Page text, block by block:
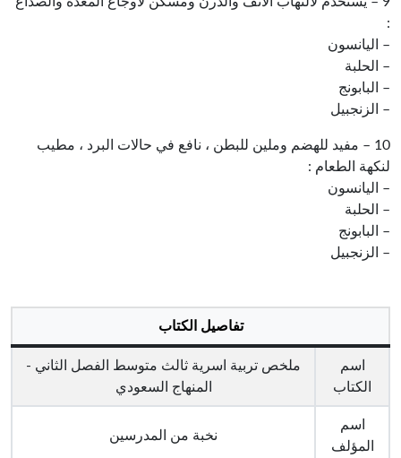
:
– اليانسون
– الحلبة
– البابونج
– الزنجبيل
10 – مفيد للهضم وملين للبطن ، نافع في حالات البرد ، مطيب
لنكهة الطعام :
– اليانسون
– الحلبة
– البابونج
– الزنجبيل
تفاصيل الكتاب
اسم
الكتاب
ملخص تربية اسرية ثالث متوسط الفصل الثاني -
المنهاج السعودي
اسم
المؤلف
نخبة من المدرسين